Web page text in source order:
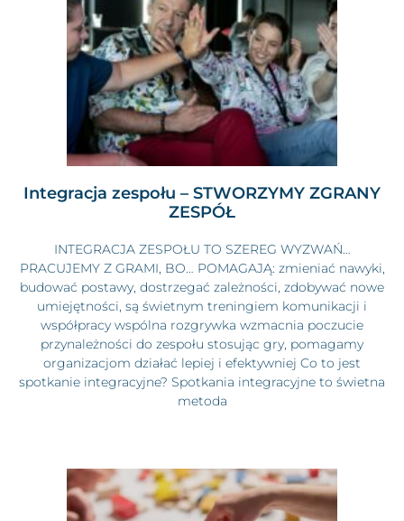
Integracja zespołu – STWORZYMY ZGRANY
ZESPÓŁ
INTEGRACJA ZESPOŁU TO SZEREG WYZWAŃ…
PRACUJEMY Z GRAMI, BO… POMAGAJĄ: zmieniać nawyki,
budować postawy, dostrzegać zależności, zdobywać nowe
umiejętności, są świetnym treningiem komunikacji i
współpracy wspólna rozgrywka wzmacnia poczucie
przynależności do zespołu stosując gry, pomagamy
organizacjom działać lepiej i efektywniej Co to jest
spotkanie integracyjne? Spotkania integracyjne to świetna
metoda